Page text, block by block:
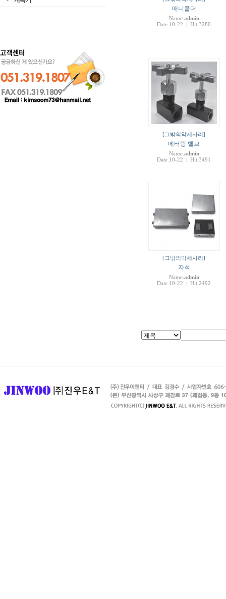
매니폴더
Name. admin
Date.10-22
Hit.3280
[그밖의악세사리]
메터링 밸브
Name. admin
Date.10-22
Hit.3491
[그밖의악세사리]
자석
Name. admin
Date.10-22
Hit.2492